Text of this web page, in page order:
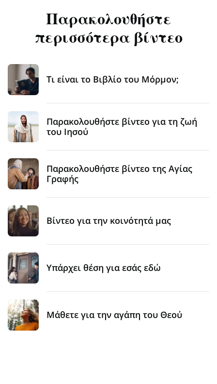
Παρακολουθήστε
περισσότερα βίντεο
Τι είναι το Βιβλίο του Μόρμον;
Παρακολουθήστε βίντεο για τη ζωή
του Ιησού
Παρακολουθήστε βίντεο της Αγίας
Γραφής
Βίντεο για την κοινότητά μας
Υπάρχει θέση για εσάς εδώ
Μάθετε για την αγάπη του Θεού